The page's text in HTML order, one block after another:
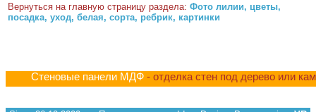
Вернуться на главную страницу раздела: Фото лилии, цветы,
посадка, уход, белая, сорта, ребрик, картинки
Стеновые панели МДФ - отделка стен под дерево или